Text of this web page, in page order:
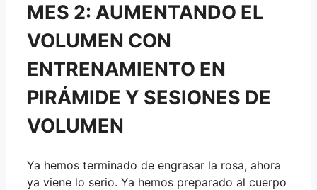
MES 2: AUMENTANDO EL
VOLUMEN CON
ENTRENAMIENTO EN
PIRÁMIDE Y SESIONES DE
VOLUMEN
Ya hemos terminado de engrasar la rosa, ahora
ya viene lo serio. Ya hemos preparado al cuerpo